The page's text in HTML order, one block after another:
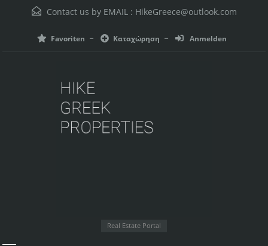
Contact us by EMAIL : HikeGreece@outlook.com
Favoriten Καταχώρηση Anmelden
Real Estate Portal